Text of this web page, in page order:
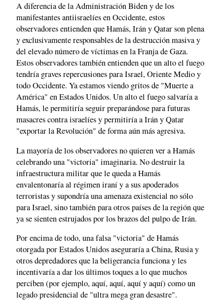
A diferencia de la Administración Biden y de los
manifestantes antiisraelíes en Occidente, estos
observadores entienden que Hamás, Irán y Qatar son plena
y exclusivamente responsables de la destrucción masiva y
del elevado número de víctimas en la Franja de Gaza.
Estos observadores también entienden que un alto el fuego
tendría graves repercusiones para Israel, Oriente Medio y
todo Occidente. Ya estamos viendo gritos de "Muerte a
América" en Estados Unidos. Un alto el fuego salvaría a
Hamás, le permitiría seguir preparándose para futuras
masacres contra israelíes y permitiría a Irán y Qatar
"exportar la Revolución" de forma aún más agresiva.
La mayoría de los observadores no quieren ver a Hamás
celebrando una "victoria" imaginaria. No destruir la
infraestructura militar que le queda a Hamás
envalentonaría al régimen iraní y a sus apoderados
terroristas y supondría una amenaza existencial no sólo
para Israel, sino también para otros países de la región que
ya se sienten estrujados por los brazos del pulpo de Irán.
Por encima de todo, una falsa "victoria" de Hamás
otorgada por Estados Unidos aseguraría a China, Rusia y
otros depredadores que la beligerancia funciona y les
incentivaría a dar los últimos toques a lo que muchos
perciben (por ejemplo, aquí, aquí, aquí y aquí) como un
legado presidencial de "ultra mega gran desastre".